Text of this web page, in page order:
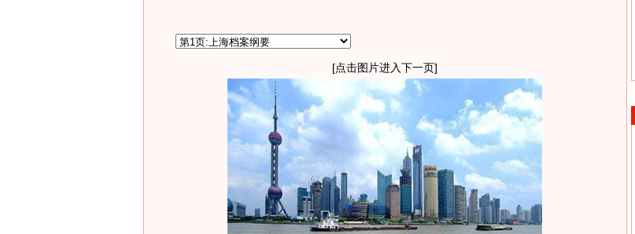
[点击图片进入下一页]